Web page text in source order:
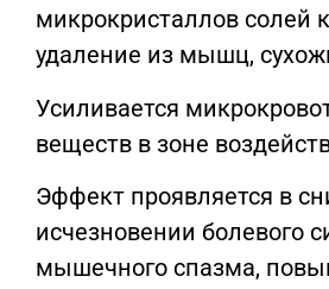
микрокристаллов солей
удаление из мышц,
Усиливается
веществ в зоне
Эффект проявляется в
исчезновении болевого
мышечного спазма,